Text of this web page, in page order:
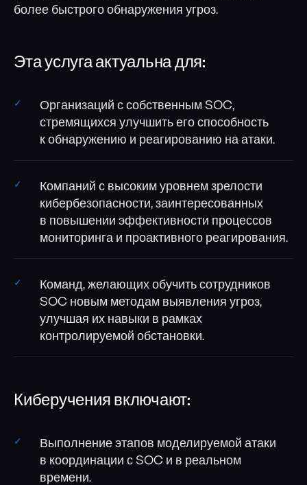
более быстрого обнаружения угроз.
Эта услуга актуальна для:
Организаций с собственным SOC,
стремящихся улучшить его способность
к обнаружению и реагированию на атаки.
Компаний с высоким уровнем зрелости
кибербезопасности, заинтересованных
в повышении эффективности процессов
мониторинга и проактивного реагирования.
Команд, желающих обучить сотрудников
SOC новым методам выявления угроз,
улучшая их навыки в рамках
контролируемой обстановки.
Киберучения включают:
Выполнение этапов моделируемой атаки
в координации с SOC и в реальном
времени.